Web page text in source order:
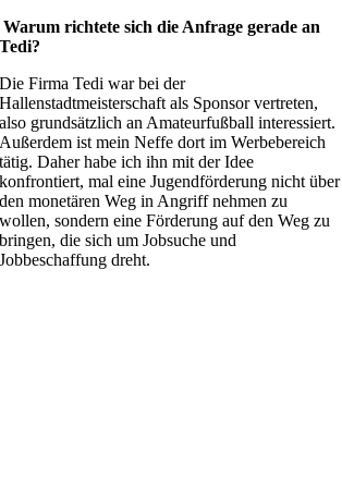
Warum richtete sich die Anfrage gerade an
Tedi?
Die Firma Tedi war bei der
Hallenstadtmeisterschaft als Sponsor vertreten,
also grundsätzlich an Amateurfußball interessiert.
Außerdem ist mein Neffe dort im Werbebereich
tätig. Daher habe ich ihn mit der Idee
konfrontiert, mal eine Jugendförderung nicht über
den monetären Weg in Angriff nehmen zu
wollen, sondern eine Förderung auf den Weg zu
bringen, die sich um Jobsuche und
Jobbeschaffung dreht.